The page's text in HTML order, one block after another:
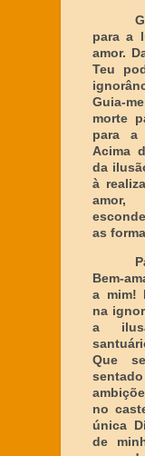
para a
amor.
Teu
Guia-
morte
para a
Acima
da
à
as
Bem-
a mim!
na
a
Que
no
única
de